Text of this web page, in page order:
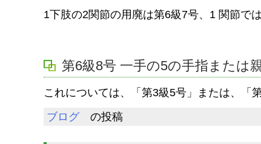
1下肢の2関節の用廃は第6級7号、1 関節で
第6級8号 一手の5の手指または
これについては、「第3級5号」または、「
ブログの投稿